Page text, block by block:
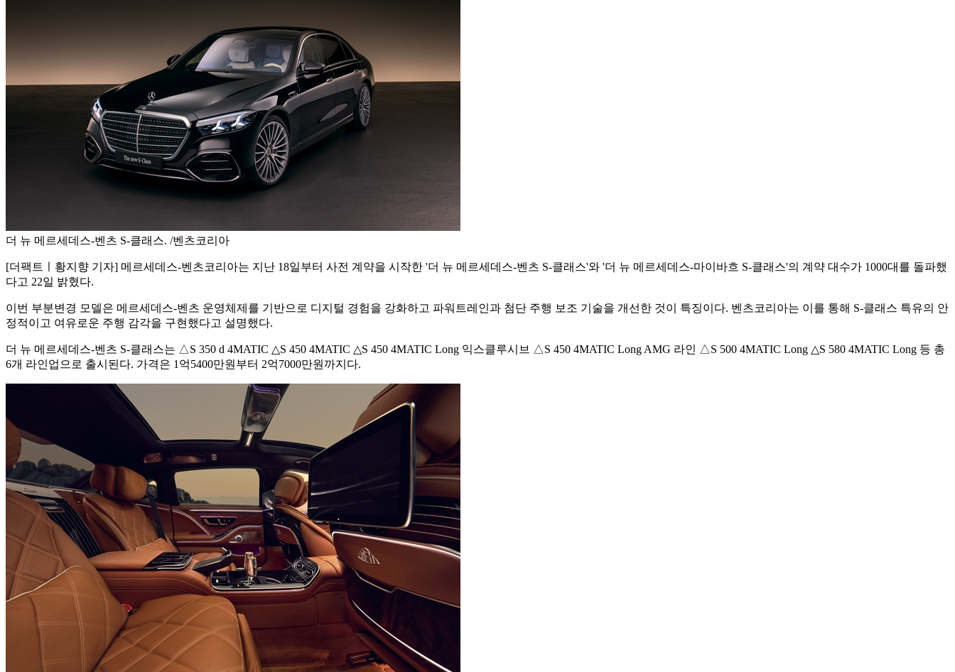
더 뉴 메르세데스-벤츠 S-클래스. /벤츠코리아
[더팩트ㅣ황지향 기자] 메르세데스-벤츠코리아는 지난 18일부터 사전 계약을 시작한 '더 뉴 메르세데스-벤츠 S-클래스'와 '더 뉴 메르세데스-마이바흐 S-클래스'의 계약 대수가 1000대를 돌파했
다고 22일 밝혔다.
이번 부분변경 모델은 메르세데스-벤츠 운영체제를 기반으로 디지털 경험을 강화하고 파워트레인과 첨단 주행 보조 기술을 개선한 것이 특징이다. 벤츠코리아는 이를 통해 S-클래스 특유의 안
정적이고 여유로운 주행 감각을 구현했다고 설명했다.
더 뉴 메르세데스-벤츠 S-클래스는 △S 350 d 4MATIC △S 450 4MATIC △S 450 4MATIC Long 익스클루시브 △S 450 4MATIC Long AMG 라인 △S 500 4MATIC Long △S 580 4MATIC Long 등 총
6개 라인업으로 출시된다. 가격은 1억5400만원부터 2억7000만원까지다.